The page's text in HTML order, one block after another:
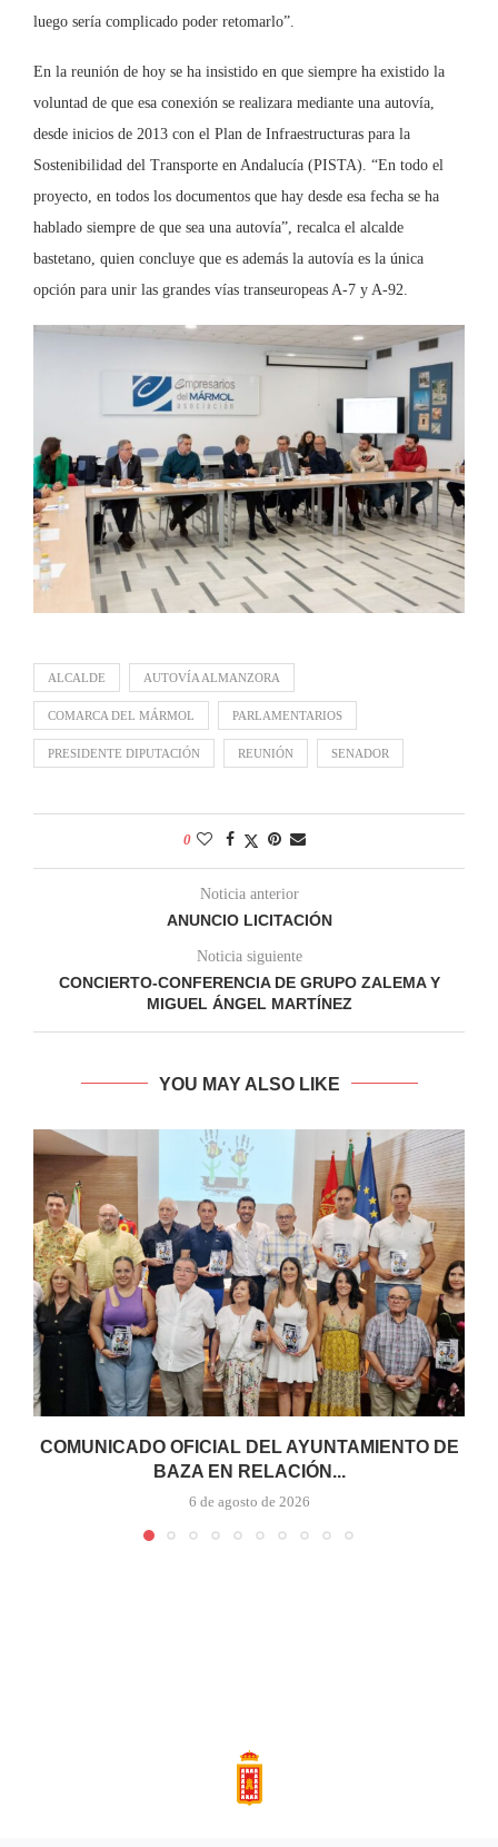
luego sería complicado poder retomarlo”.
En la reunión de hoy se ha insistido en que siempre ha existido la
voluntad de que esa conexión se realizara mediante una autovía,
desde inicios de 2013 con el Plan de Infraestructuras para la
Sostenibilidad del Transporte en Andalucía (PISTA). “En todo el
proyecto, en todos los documentos que hay desde esa fecha se ha
hablado siempre de que sea una autovía”, recalca el alcalde
bastetano, quien concluye que es además la autovía es la única
opción para unir las grandes vías transeuropeas A-7 y A-92.
ALCALDE AUTOVÍA ALMANZORA
COMARCA DEL MÁRMOL PARLAMENTARIOS
PRESIDENTE DIPUTACIÓN REUNIÓN SENADOR
0
Noticia anterior
ANUNCIO LICITACIÓN
Noticia siguiente
CONCIERTO-CONFERENCIA DE GRUPO ZALEMA Y
MIGUEL ÁNGEL MARTÍNEZ
YOU MAY ALSO LIKE
COMUNICADO OFICIAL DEL AYUNTAMIENTO DE
BAZA EN RELACIÓN...
6 de agosto de 2026